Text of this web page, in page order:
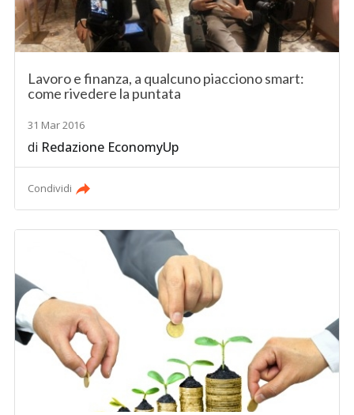
Lavoro e finanza, a qualcuno piacciono smart:
come rivedere la puntata
31 Mar 2016
di Redazione EconomyUp
Condividi